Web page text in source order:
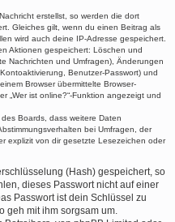
erstellst, so werden die dort
Gleiches gilt, wenn du einen Beitrag als
wird auch deine IP-Adresse gespeichert.
Aktionen gespeichert: Löschen und
Nachrichten und Umfragen), Änderungen
Benutzer-Passwort) und
Browser übermittelte Browser-
„Wer ist online?“-Funktion angezeigt und
Boards, dass weitere Daten
bei Umfragen, der
explizit von dir gesetzte Lesezeichen oder
(Hash) gespeichert, so
dieses Passwort nicht auf einer
Passwort ist dein Schlüssel zu
geh mit ihm sorgsam um.